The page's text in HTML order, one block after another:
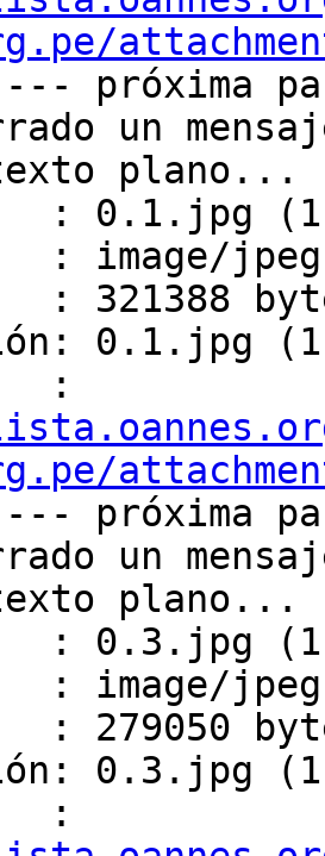
próxima
un
plano...
: 0.1.jpg
: image/jpeg
: 321388
0.1.jpg
:
próxima
un
plano...
: 0.3.jpg
: image/jpeg
: 279050
0.3.jpg
: